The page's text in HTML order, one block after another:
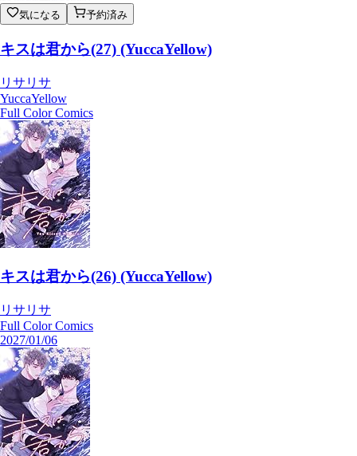
気になる 予約済み
キスは君から(27) (YuccaYellow)
リサリサ
YuccaYellow
Full Color Comics
キスは君から(26) (YuccaYellow)
リサリサ
Full Color Comics
2027/01/06